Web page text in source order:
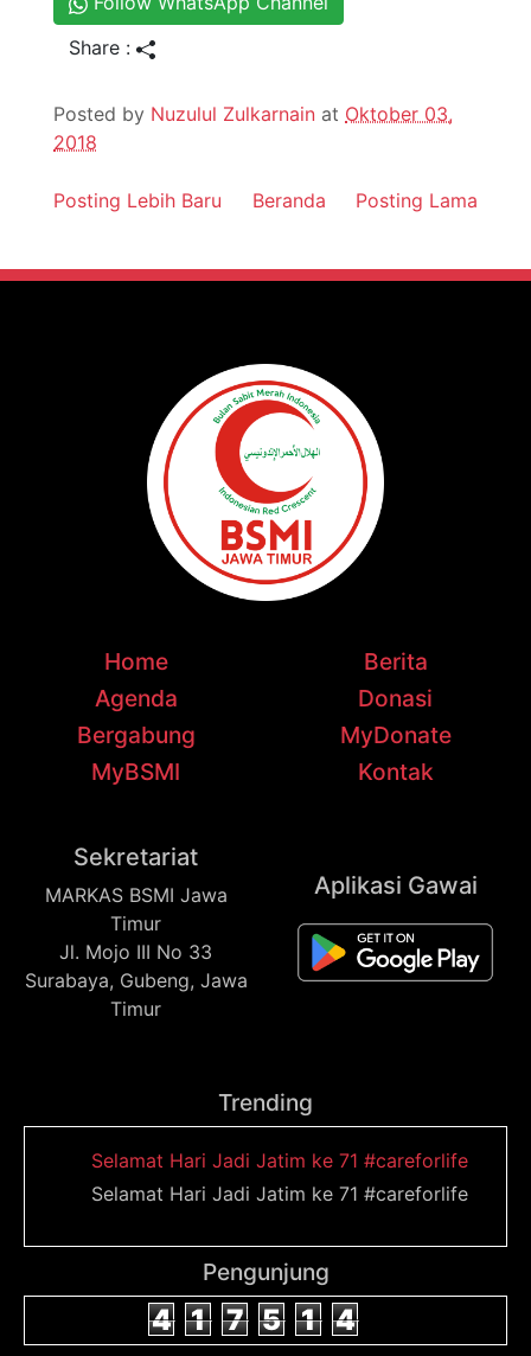
Share :
Posted by Nuzulul Zulkarnain at Oktober 03,
2018
Posting Lebih Baru Posting Lama
Beranda
Home
Berita
Agenda
Donasi
Bergabung
MyDonate
MyBSMI
Kontak
Sekretariat
MARKAS BSMI Jawa
Timur
Jl. Mojo III No 33
Surabaya, Gubeng, Jawa
Timur
Aplikasi Gawai
Trending
Selamat Hari Jadi Jatim ke 71 #careforlife
Selamat Hari Jadi Jatim ke 71 #careforlife
Pengunjung
4 1 7 5 1 4